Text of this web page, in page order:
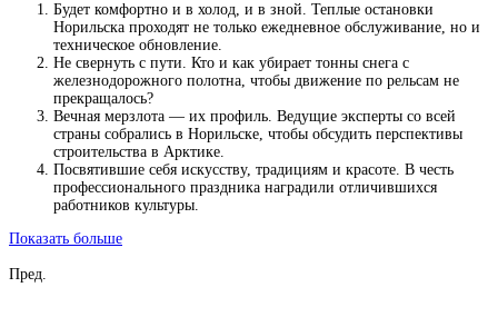
Будет комфортно и в холод, и в зной. Теплые остановки
Норильска проходят не только ежедневное обслуживание, но и
техническое обновление.
Не свернуть с пути. Кто и как убирает тонны снега с
железнодорожного полотна, чтобы движение по рельсам не
прекращалось?
Вечная мерзлота — их профиль. Ведущие эксперты со всей
страны собрались в Норильске, чтобы обсудить перспективы
строительства в Арктике.
Посвятившие себя искусству, традициям и красоте. В честь
профессионального праздника наградили отличившихся
работников культуры.
Показать больше
Пред.